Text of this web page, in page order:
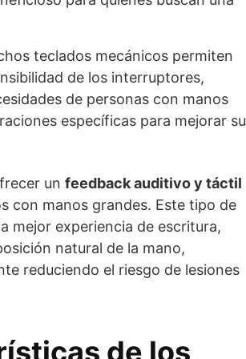
teclados mecánicos permiten
de los interruptores,
de personas con manos
específicas para mejorar su
un feedback auditivo y táctil
con manos grandes. Este tipo de
mejor experiencia de escritura,
natural de la mano,
reduciendo el riesgo de lesiones
de los